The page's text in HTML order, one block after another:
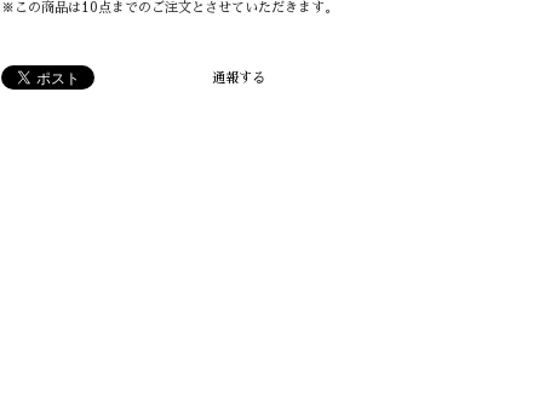
※この商品は10点までのご注文とさせていただきます。
通報する